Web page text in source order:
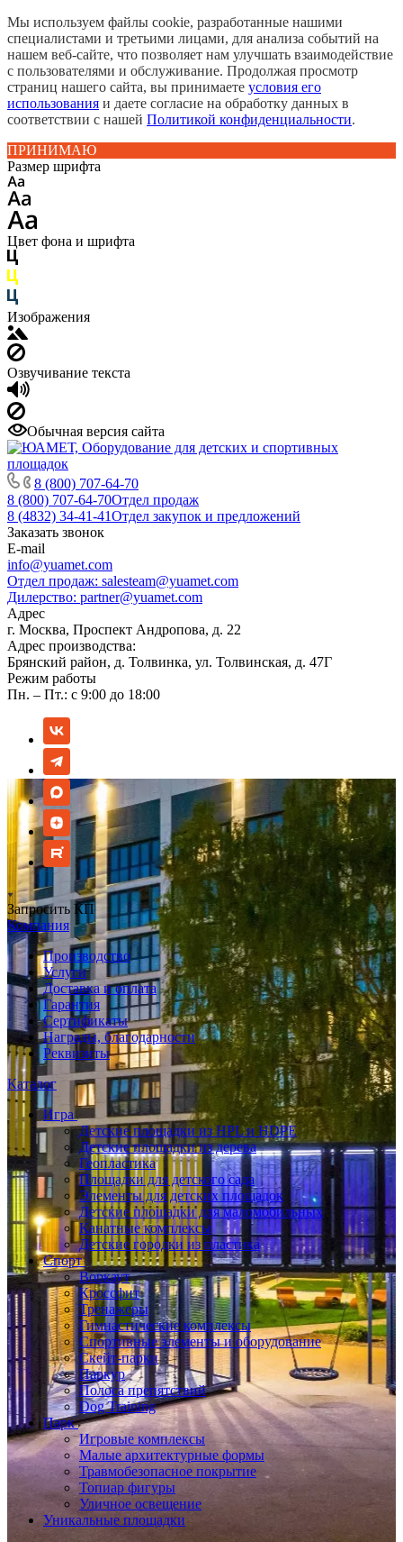
Мы используем файлы cookie, разработанные нашими
специалистами и третьими лицами, для анализа событий на
нашем веб-сайте, что позволяет нам улучшать взаимодействие
с пользователями и обслуживание. Продолжая просмотр
страниц нашего сайта, вы принимаете условия его
использования и даете согласие на обработку данных в
соответствии с нашей Политикой конфиденциальности.
ПРИНИМАЮ
Размер шрифта
Цвет фона и шрифта
Изображения
Озвучивание текста
Обычная версия сайта
8 (800) 707-64-70
8 (800) 707-64-70Отдел продаж
8 (4832) 34-41-41Отдел закупок и предложений
Заказать звонок
E-mail
info@yuamet.com
Отдел продаж: salesteam@yuamet.com
Дилерство: partner@yuamet.com
Адрес
г. Москва, Проспект Андропова, д. 22
Адрес производства:
Брянский район, д. Толвинка, ул. Толвинская, д. 47Г
Режим работы
Пн. – Пт.: с 9:00 до 18:00
Запросить КП
Компания
Производство
Услуги
Доставка и оплата
Гарантия
Сертификаты
Награды, благодарности
Реквизиты
Каталог
Игра
Детские площадки из HPL и HDPE
Детские площадки из дерева
Геопластика
Площадки для детского сада
Элементы для детских площадок
Детские площадки для маломобильных
Канатные комплексы
Детские городки из пластика
Спорт
Воркаут
Кроссфит
Тренажеры
Гимнастические комплексы
Спортивные элементы и оборудование
Скейт-парки
Паркур
Полоса препятствий
Dog Training
Парк
Игровые комплексы
Малые архитектурные формы
Травмобезопасное покрытие
Топиар фигуры
Уличное освещение
Уникальные площадки